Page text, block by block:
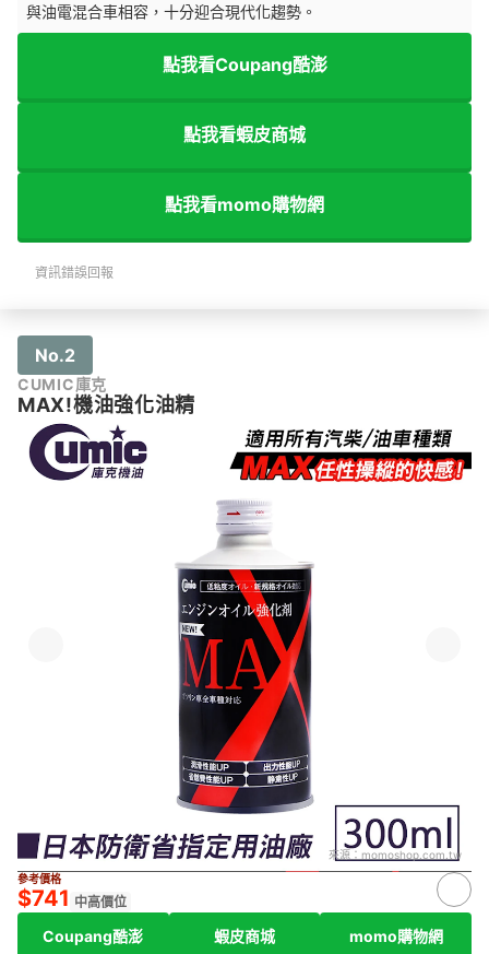
與油電混合車相容，十分迎合現代化趨勢。
點我看Coupang酷澎
點我看蝦皮商城
點我看momo購物網
資訊錯誤回報
No.2
CUMIC庫克
MAX!機油強化油精
來源： momoshop.com.tw
參考價格
$741 中高價位
Coupang酷澎 蝦皮商城 momo購物網